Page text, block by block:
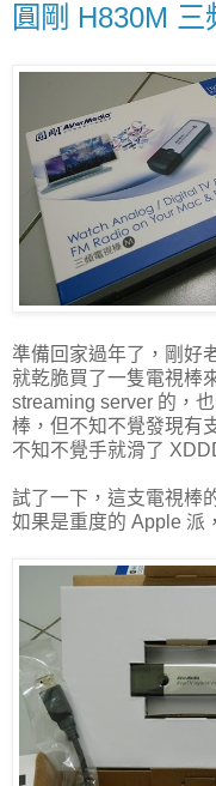
圓剛 H830M 三
準備回家過年了，剛好
就乾脆買了一隻電視棒
streaming server 的，
棒，但不知不覺發現有
不知不覺手就滑了
試了一下，這支電視棒
如果是重度的 Apple 派